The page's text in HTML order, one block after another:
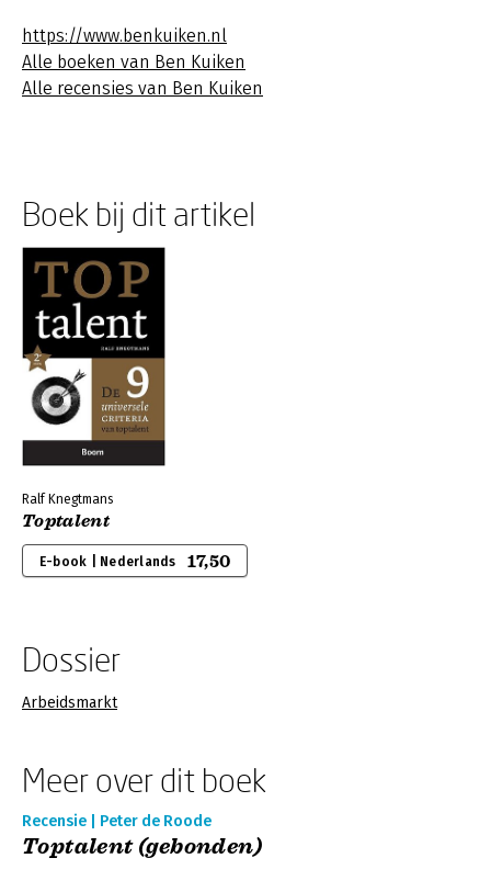
https://www.benkuiken.nl
Alle boeken van Ben Kuiken
Alle recensies van Ben Kuiken
Boek bij dit artikel
Ralf Knegtmans
Toptalent
E-book | Nederlands 17,50
Dossier
Arbeidsmarkt
Meer over dit boek
Recensie | Peter de Roode
Toptalent (gebonden)